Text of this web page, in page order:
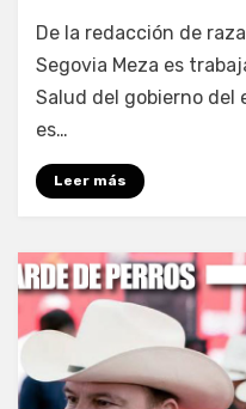
por Fernando Miranda
De la redacción de
Segovia Meza es
Salud del gobierno del
es…
Leer más